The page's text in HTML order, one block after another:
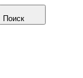
Поиск